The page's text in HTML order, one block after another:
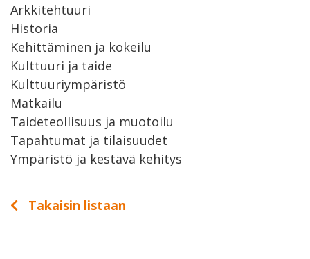
Arkkitehtuuri
Historia
Kehittäminen ja kokeilu
Kulttuuri ja taide
Kulttuuriympäristö
Matkailu
Taideteollisuus ja muotoilu
Tapahtumat ja tilaisuudet
Ympäristö ja kestävä kehitys
Takaisin listaan